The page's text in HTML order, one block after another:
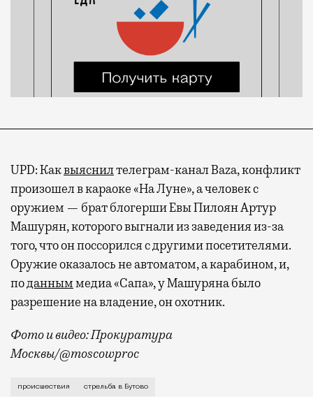
UPD: Каквыяснилтелеграм-канал Baza, конфликт
произошел в караоке «На Луне», а человек с
оружием — брат блогерши Евы Пилоян Артур
Машурян, которого выгнали из заведения из-за
того, что он поссорился с другими посетителями.
Оружие оказалось не автоматом, а карабином, и,
поданныммедиа «Сапа», у Машуряна было
разрешение на владение, он охотник.
Фото и видео: Прокуратура
Москвы/@moscowproc
Конфликт произошел сегодня на Веневской улице
происшествия стрельба в Бутово